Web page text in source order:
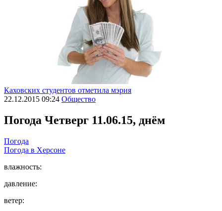
Каховских студентов отметила мэрия
22.12.2015 09:24 Общество
Погода Четверг 11.06.15, днём
Погода
Погода в Херсоне
влажность:
давление:
ветер: